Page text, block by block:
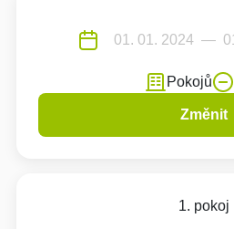
Pokojů
Změnit
1. pokoj